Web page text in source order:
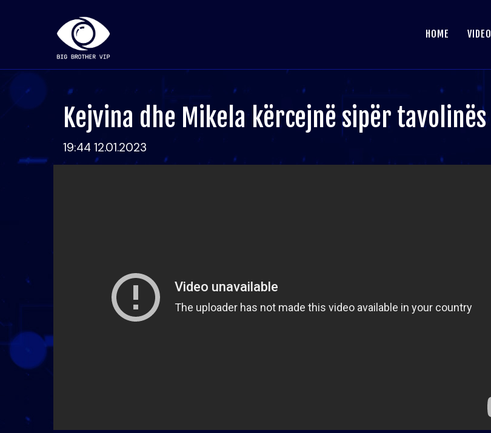
HOME VIDEO
Kejvina dhe Mikela kërcejnë sipër tavolinës
19:44 12.01.2023